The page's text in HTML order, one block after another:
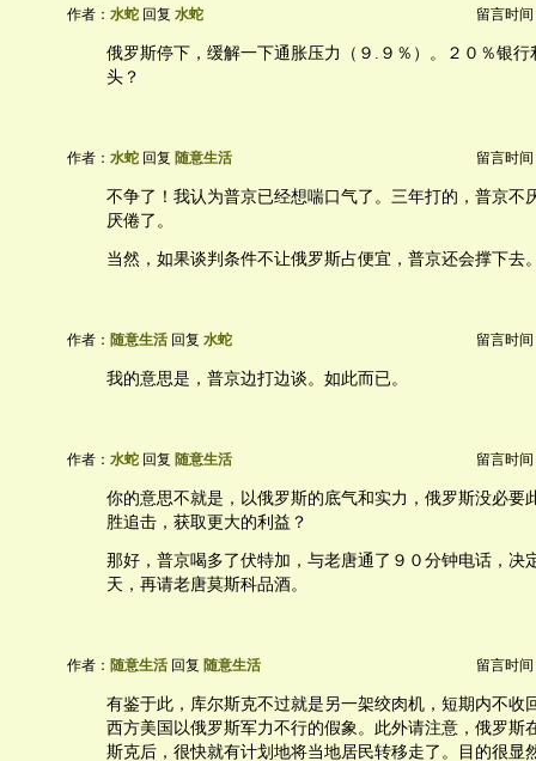
作者： 水蛇 回复 水蛇 留言时间
俄罗斯停下，缓解一下通胀压力（９.９％）。２０％银行
头？
作者： 水蛇 回复 随意生活 留言时间
不争了！我认为普京已经想喘口气了。三年打的，普京不
厌倦了。
当然，如果谈判条件不让俄罗斯占便宜，普京还会撑下去
作者： 随意生活 回复 水蛇 留言时间
我的意思是，普京边打边谈。如此而已。
作者： 水蛇 回复 随意生活 留言时间
你的意思不就是，以俄罗斯的底气和实力，俄罗斯没必要
胜追击，获取更大的利益？
那好，普京喝多了伏特加，与老唐通了９０分钟电话，决
天，再请老唐莫斯科品酒。
作者： 随意生活 回复 随意生活 留言时间
有鉴于此，库尔斯克不过就是另一架绞肉机，短期内不收
西方美国以俄罗斯军力不行的假象。此外请注意，俄罗斯
斯克后，很快就有计划地将当地居民转移走了。目的很显